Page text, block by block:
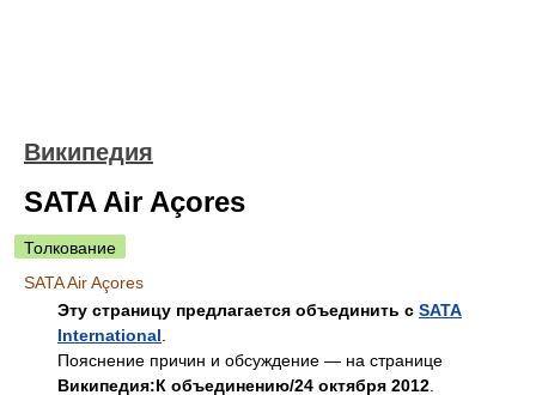
Википедия
SATA Air Açores
Толкование
SATA Air Açores
Эту страницу предлагается объединить с SATA
International
Пояснение причин и обсуждение — на странице
Википедия:К объединению/24 октября 2012